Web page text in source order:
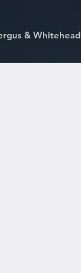
& Whitehead